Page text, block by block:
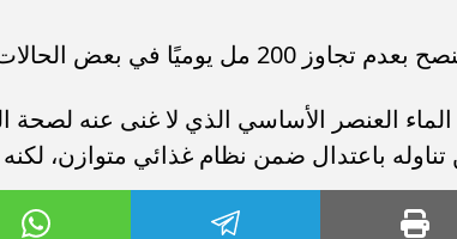
200 مل يوميًا في بعض الحالات الصحية.
العنصر الأساسي الذي لا غنى عنه لصحة
باعتدال ضمن نظام غذائي متوازن، لكنه